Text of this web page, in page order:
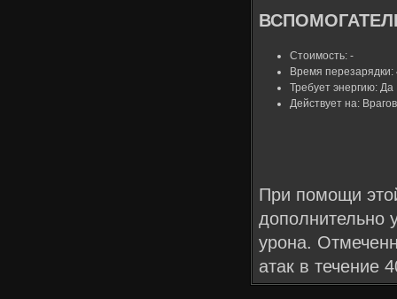
Стоимость: -
Время перезарядки:
Требует энергию: Да
Действует на: Врагов
При помощи
дополнительно
урона.
атак в течение